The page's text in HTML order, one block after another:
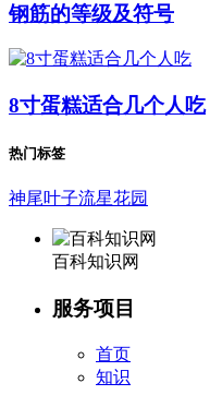
钢筋的等级及符号
8寸蛋糕适合几个人吃
热门标签
神尾叶子流星花园
百科知识网
服务项目
首页
知识